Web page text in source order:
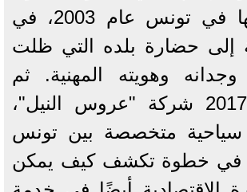
شركة أسسها في تونس عام 2003، في
إلى حضارة بلده التي ظلت
وهويته المهنية. ثم
أسس عام 2017 شركة "عروس النيل"،
متخصصة بين تونس
في خطوة تكشف كيف يمكن